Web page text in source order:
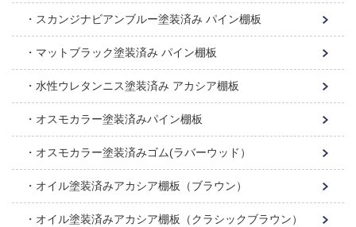
スカンジナビアンブルー塗装済み パイン棚板
マットブラック塗装済み パイン棚板
水性ウレタンニス塗装済み アカシア棚板
オスモカラー塗装済みパイン棚板
オスモカラー塗装済みゴム(ラバーウッド）
オイル塗装済みアカシア棚板（ブラウン）
オイル塗装済みアカシア棚板（クラシックブラウン）